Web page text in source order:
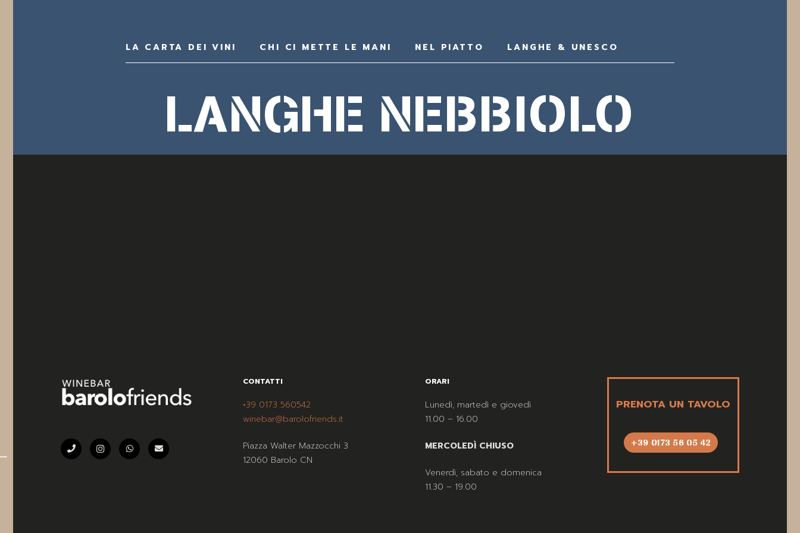
LA CARTA DEI VINI CHI CI METTE LE MANI NEL PIATTO LANGHE & UNESCO
LANGHE NEBBIOLO
CONTATTI
+39 0173 560542
winebar@barolofriends.it
Piazza Walter Mazzocchi 3
12060 Barolo CN
ORARI
Lunedì, martedì e giovedì
11.00 – 16.00
MERCOLEDÌ CHIUSO
Venerdì, sabato e domenica
11.30 – 19.00
PRENOTA UN TAVOLO
+39 0173 56 05 42